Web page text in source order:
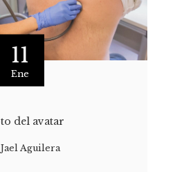
11
Ene
Jael Aguilera